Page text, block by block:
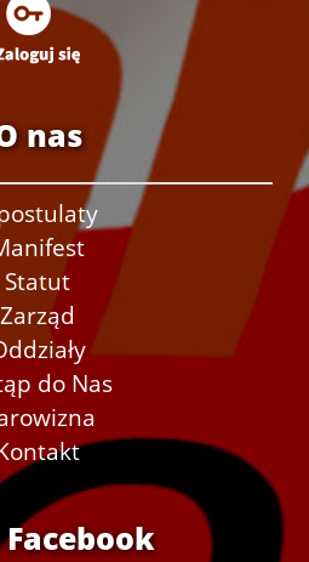
nas
Statut
Zarząd
do Nas